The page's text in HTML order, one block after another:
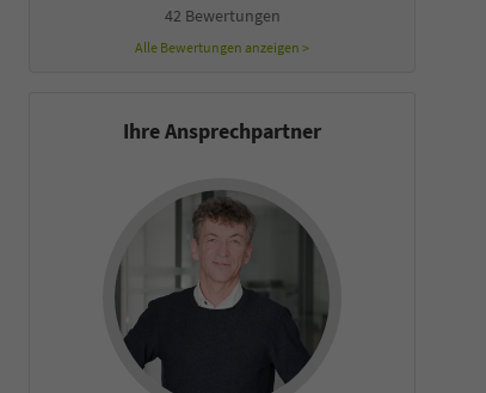
42 Bewertungen
Alle Bewertungen anzeigen >
Ihre Ansprechpartner